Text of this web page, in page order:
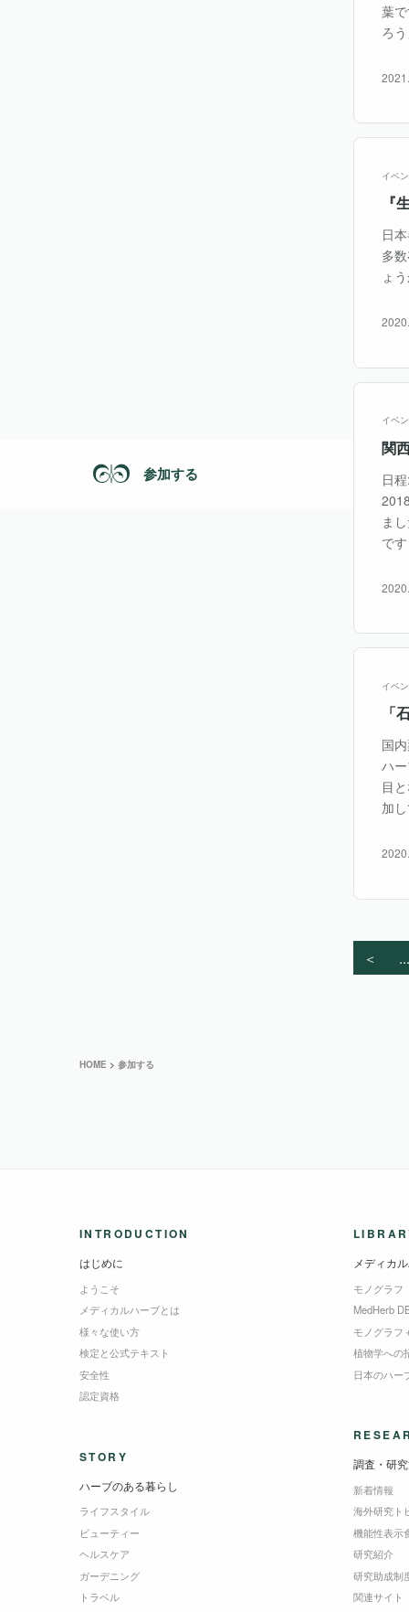
参加する
葉
ろ
イベ
『
日
多
ょ
イベ
関
日
ま
で
イベ
「
国
ハ
目
加
＜
HOME > 参加する
INTRODUCTION
はじめに
ようこそ
メディカルハーブとは
様々な使い方
検定と公式テキスト
安全性
認定資格
STORY
ハーブのある暮らし
ライフスタイル
ビューティー
ヘルスケア
ガーデニング
トラベル
メディカ
モノグラフ
MedHerb
モノグラフ
植物学への
日本のハー
調査・研
新着情報
海外研究ト
機能性表示
研究紹介
研究助成制
関連サイト